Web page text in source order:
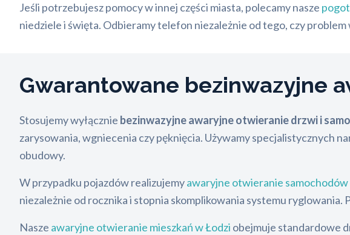
Jeśli potrzebujesz pomocy w innej części miasta, polecamy nasze
niedziele i święta. Odbieramy telefon niezależnie od tego, czy
Gwarantowane bezinwazyjne
Stosujemy wyłącznie bezinwazyjne awaryjne otwieranie drzwi i
zarysowania, wgniecenia czy pęknięcia. Używamy specjalistycznych
obudowy.
W przypadku pojazdów realizujemyawaryjne otwieranie samochodów
niezależnie od rocznika i stopnia skomplikowania systemu
Nasze awaryjne otwieranie mieszkań w Łodzi obejmuje standardowe